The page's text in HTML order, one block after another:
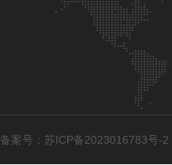
备案号：苏ICP备2023016783号-2